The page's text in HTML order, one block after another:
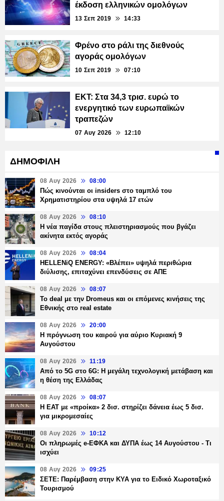
έκδοση ελληνικών ομολόγων
13 Σεπ 2019 14:33
Φρένο στο ράλι της διεθνούς
αγοράς ομολόγων
10 Σεπ 2019 07:10
ΕΚΤ: Στα 34,3 τρισ. ευρώ το
ενεργητικό των ευρωπαϊκών
τραπεζών
07 Αυγ 2026 12:10
ΔΗΜΟΦΙΛΗ
08 Αυγ 2026 08:00
Πώς κινούνται οι insiders στο ταμπλό του
Χρηματιστηρίου στα υψηλά 17 ετών
08 Αυγ 2026 08:10
Η νέα παγίδα στους πλειστηριασμούς που βγάζει
ακίνητα εκτός αγοράς
08 Αυγ 2026 08:04
HELLENiQ ENERGY: «Βλέπει» υψηλά περιθώρια
διύλισης, επιταχύνει επενδύσεις σε ΑΠΕ
08 Αυγ 2026 08:07
Το deal με την Dromeus και οι επόμενες κινήσεις της
Εθνικής στο real estate
08 Αυγ 2026 20:00
Η πρόγνωση του καιρού για αύριο Κυριακή 9
Αυγούστου
08 Αυγ 2026 11:19
Από το 5G στο 6G: Η μεγάλη τεχνολογική μετάβαση και
η θέση της Ελλάδας
08 Αυγ 2026 08:07
Η ΕΑΤ με «προίκα» 2 δισ. στηρίζει δάνεια έως 5 δισ.
για μικρομεσαίες
08 Αυγ 2026 10:12
Οι πληρωμές e-ΕΦΚΑ και ΔΥΠΑ έως 14 Αυγούστου - Τι
ισχύει
08 Αυγ 2026 09:25
ΣΕΤΕ: Παρέμβαση στην ΚΥΑ για το Ειδικό Χωροταξικό
Τουρισμού